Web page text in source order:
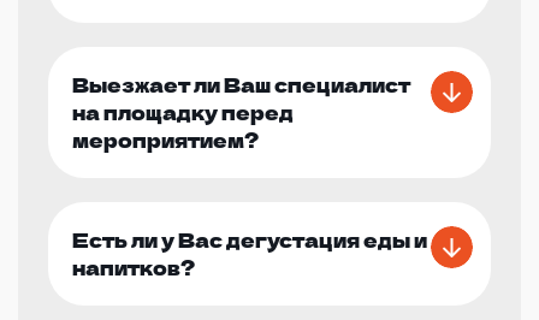
Выезжает ли Ваш специалист
на площадку перед
мероприятием?
Есть ли у Вас дегустация еды и
напитков?